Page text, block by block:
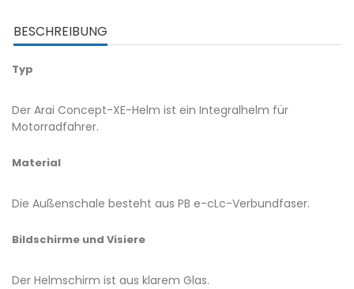
BESCHREIBUNG
Typ
Der Arai Concept-XE-Helm ist ein Integralhelm für
Motorradfahrer.
Material
Die Außenschale besteht aus PB e-cLc-Verbundfaser.
Bildschirme und Visiere
Der Helmschirm ist aus klarem Glas.